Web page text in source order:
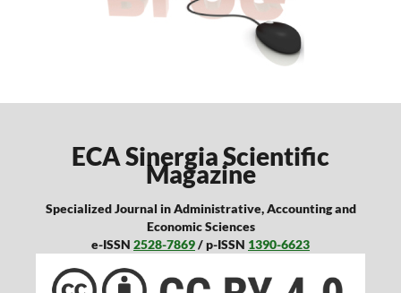
ECA Sinergia Scientific
Magazine
Specialized Journal in Administrative, Accounting and
Economic Sciences
e-ISSN 2528-7869/ p-ISSN 1390-6623